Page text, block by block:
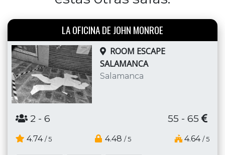
LA OFICINA DE JOHN MONROE
ROOM ESCAPE
SALAMANCA
Salamanca
2 - 6 55 - 65
4.74 / 5 4.48 / 5 4.64 / 5